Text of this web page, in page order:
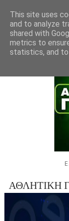
ΑΘΛΗΤΙΚΗ
This site uses
and to analyze
shared with
metrics to
statistics, and